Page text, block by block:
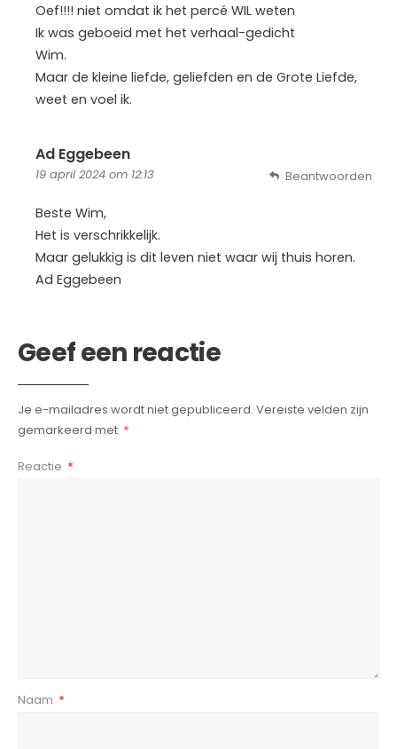
Oef!!!! niet omdat ik het percé WIL weten
Ik was geboeid met het verhaal-gedicht
Wim.
Maar de kleine liefde, geliefden en de Grote Liefde,
weet en voel ik.
Ad Eggebeen
19 april 2024 om 12:13
Beste Wim,
Het is verschrikkelijk.
Maar gelukkig is dit leven niet waar wij thuis horen.
Ad Eggebeen
Beantwoorden
Geef een reactie
Je e-mailadres wordt niet gepubliceerd. Vereiste velden zijn
gemarkeerd met *
Reactie *
Naam *